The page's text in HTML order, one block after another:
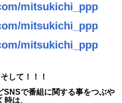
mitsukichi_ppp
mitsukichi_ppp
mitsukichi_ppp
して！！！
SNSで番組に関する事をつぶや
時は、